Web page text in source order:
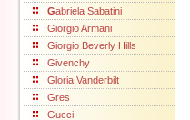
Gabriela Sabatini
Giorgio Armani
Giorgio Beverly Hills
Givenchy
Gloria Vanderbilt
Gres
Gucci